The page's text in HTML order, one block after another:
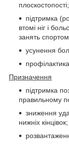
плоскостопості;
підтримка
втомі ніг і
занять
усунення
Призначення
підтримка
правильному
зниження
нижніх кінцівок;